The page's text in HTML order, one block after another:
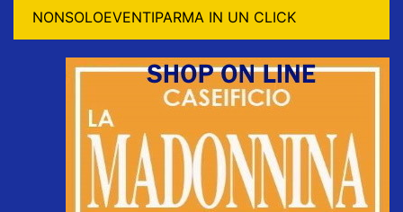
NONSOLOEVENTIPARMA IN UN CLICK